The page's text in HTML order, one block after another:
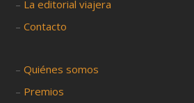
– La editorial viajera
–Contacto
–Quiénes somos
– Premios